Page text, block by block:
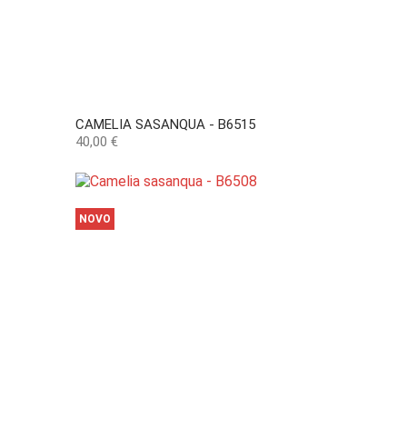
CAMELIA SASANQUA - B6515
Preço
40,00 €
NOVO